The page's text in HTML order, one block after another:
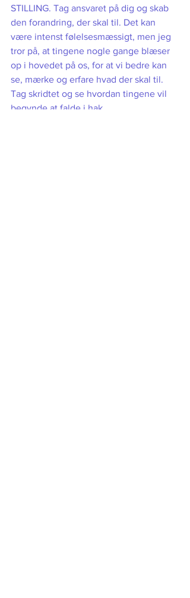
STILLING. Tag ansvaret på dig og skab
den forandring, der skal til. Det kan
være intenst følelsesmæssigt, men jeg
tror på, at tingene nogle gange blæser
op i hovedet på os, for at vi bedre kan
se, mærke og erfare hvad der skal til.
Tag skridtet og se hvordan tingene vil
begynde at falde i hak.